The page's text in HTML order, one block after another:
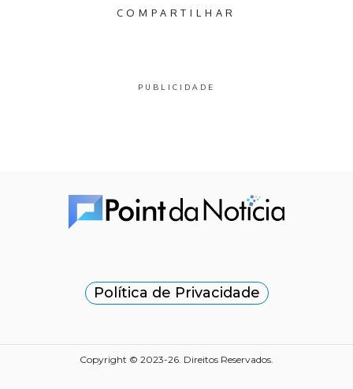
COMPARTILHAR
PUBLICIDADE
Política de Privacidade
Copyright © 2023-26. Direitos Reservados.